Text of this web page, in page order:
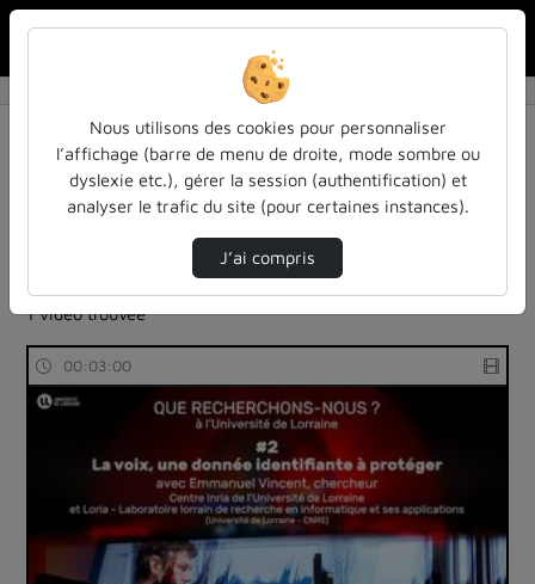
Résultats de la recherche
Filtres actifs (cliquer pour en retirer) :
reportages
sdun-videos-en-ligne
sdun-videos-en-ligne
anonymisation
informatique-traitement-des-donnees
1 vidéo trouvée
00:03:00
Nous utilisons des cookies pour personnaliser
l’affichage (barre de menu de droite, mode sombre ou
dyslexie etc.), gérer la session (authentification) et
analyser le trafic du site (pour certaines instances).
J’ai compris